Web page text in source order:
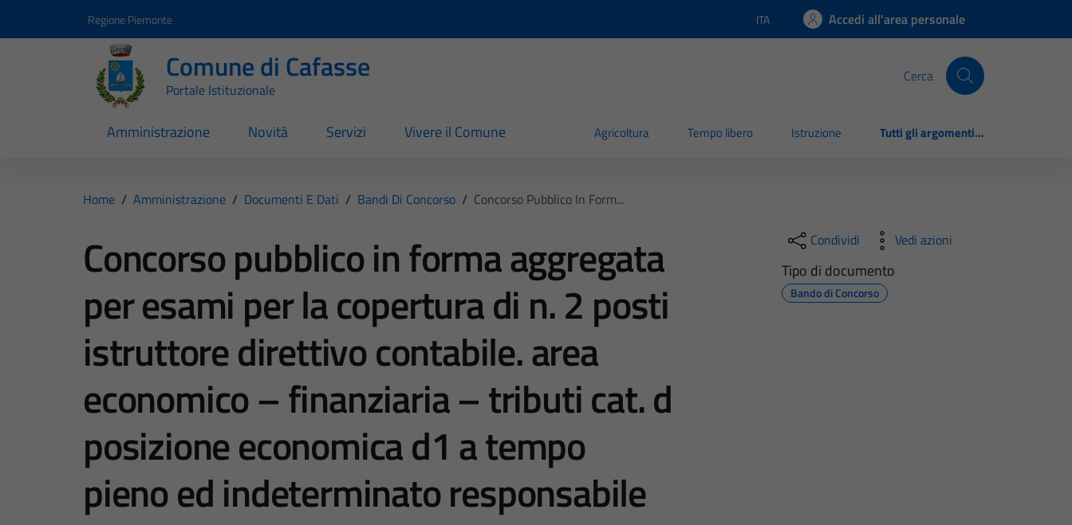
Regione Piemonte Lingua attiva:
ITA Accedi all'area personale
Comune di Cafasse
Portale Istituzionale
Cerca
Amministrazione Novità Servizi Vivere il Comune Agricoltura Tempo libero Istruzione Tutti gli argomenti...
Home / Amministrazione / Documenti E Dati / Bandi Di Concorso / Concorso Pubblico In Form...
Concorso pubblico in forma aggregata
per esami per la copertura di n. 2 posti
istruttore direttivo contabile. area
economico – finanziaria – tributi cat. d
posizione economica d1 a tempo
pieno ed indeterminato responsabile
Condividi Vedi azioni
Tipo di documento
Bando di Concorso